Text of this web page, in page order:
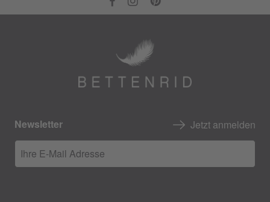
Newsletter Jetzt anmelden
Ihre E-Mail Adresse